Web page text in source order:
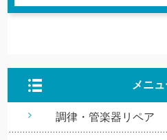
メニ
調律・管楽器リペア